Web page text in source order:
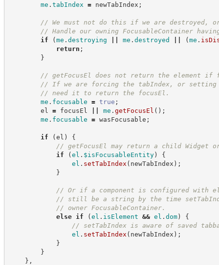
me . tabIndex = newTabIndex ;
// We must not do this if we are destroyed,
// Handle our owning FocusableContainer
if
(me . destroying me . destroyed (me .
return ;
}
// getFocusEl does not return the element if
// If we are forcing the tabIndex, or
// need it to return the focusEl.
me . focusable = true ;
el = focusEl me . getFocusEl ( ) ;
me . focusable = wasFocusable ;
if (el )
{
// getFocusEl may return a child Widget or
if
(el . $isFocusableEntity)
{
el . setTabIndex ( newTabIndex ) ;
}
// Or if a component is configured with
// still be a string by the time
// owner FocusableContainer.
else
if (el . isElement && el . dom)
{
// setTabIndex is aware of saved
el . setTabIndex ( newTabIndex ) ;
}
}
} ,